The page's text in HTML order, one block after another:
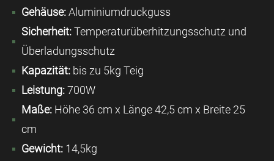
Gehäuse:Aluminiumdruckguss
Sicherheit:Temperaturüberhitzungsschutz und
Überladungsschutz
Kapazität: bis zu 5kg Teig
Leistung:700W
Maße: Höhe 36 cm x Länge 42,5 cm x Breite 25
cm
Gewicht: 14,5kg